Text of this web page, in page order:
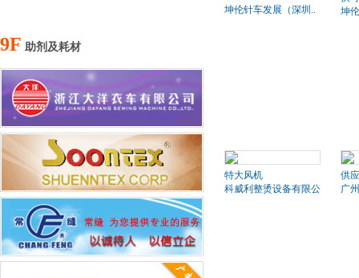
坤伦针车发展（深圳..
坤
9F 助剂及耗材
特大风机
科威利整烫设备有限公司
供
广